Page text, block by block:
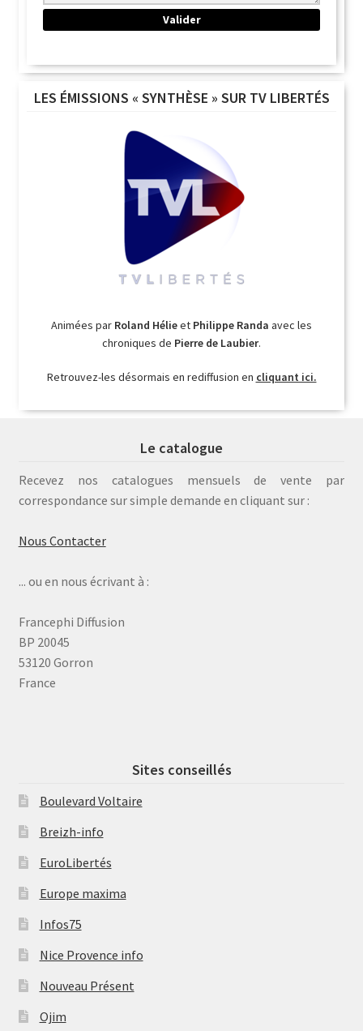
LES ÉMISSIONS « SYNTHÈSE » SUR TV LIBERTÉS
Animées par Roland Hélieet Philippe Randa avec les
chroniques de Pierre de Laubier.
Retrouvez-les désormais en rediffusion en cliquant ici.
Le catalogue
Recevez nos catalogues mensuels de vente par
correspondance sur simple demande en cliquant sur :
Nous Contacter
... ou en nous écrivant à :
Francephi Diffusion
BP 20045
53120 Gorron
France
Sites conseillés
Boulevard Voltaire
Breizh-info
EuroLibertés
Europe maxima
Infos75
Nice Provence info
Nouveau Présent
Ojim